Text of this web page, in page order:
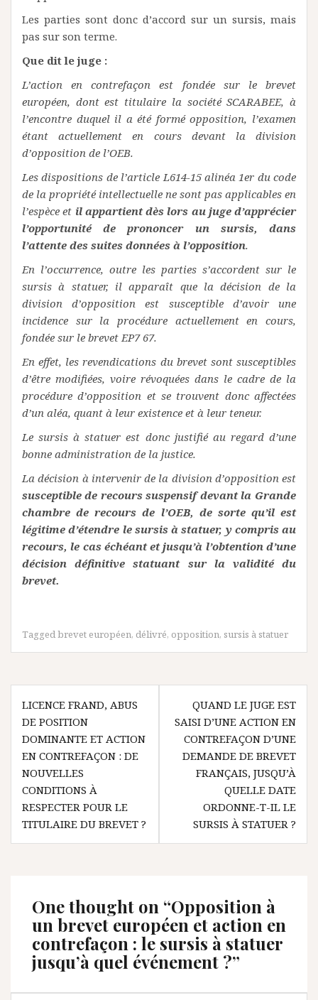
Les parties sont donc d’accord sur un sursis, mais
pas sur son terme.
Que dit le juge :
L’action en contrefaçon est fondée sur le brevet
européen, dont est titulaire la société SCARABEE, à
l’encontre duquel il a été formé opposition, l’examen
étant actuellement en cours devant la division
d’opposition de l’OEB.
Les dispositions de l’article L614-15 alinéa 1er du code
de la propriété intellectuelle ne sont pas applicables en
l’espèce et il appartient dès lors au juge d’apprécier
l’opportunité de prononcer un sursis, dans
l’attente des suites données à l’opposition.
En l’occurrence, outre les parties s’accordent sur le
sursis à statuer, il apparaît que la décision de la
division d’opposition est susceptible d’avoir une
incidence sur la procédure actuellement en cours,
fondée sur le brevet EP7 67.
En effet, les revendications du brevet sont susceptibles
d’être modifiées, voire révoquées dans le cadre de la
procédure d’opposition et se trouvent donc affectées
d’un aléa, quant à leur existence et à leur teneur.
Le sursis à statuer est donc justifié au regard d’une
bonne administration de la justice.
La décision à intervenir de la division d’opposition est
susceptible de recours suspensif devant la Grande
chambre de recours de l’OEB, de sorte qu’il est
légitime d’étendre le sursis à statuer, y compris au
recours, le cas échéant et jusqu’à l’obtention d’une
décision définitive statuant sur la validité du
brevet.
Taggedbrevet européen, délivré, opposition, sursis à statuer
Navigation
de
l’article
LICENCE FRAND, ABUS
DE POSITION
DOMINANTE ET ACTION
EN CONTREFAÇON : DE
NOUVELLES
CONDITIONS À
RESPECTER POUR LE
TITULAIRE DU BREVET ?
QUAND LE JUGE EST
SAISI D’UNE ACTION EN
CONTREFAÇON D’UNE
DEMANDE DE BREVET
FRANÇAIS, JUSQU’À
QUELLE DATE
ORDONNE-T-IL LE
SURSIS À STATUER ?
One thought on “Opposition à
un brevet européen et action en
contrefaçon : le sursis à statuer
jusqu’à quel événement ?”